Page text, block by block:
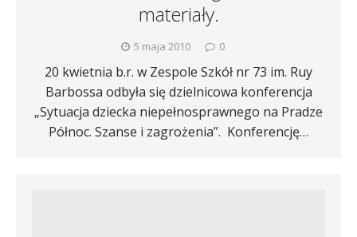
materiały.
5 maja 2010 0
20 kwietnia b.r. w Zespole Szkół nr 73 im. Ruy
Barbossa odbyła się dzielnicowa konferencja
„Sytuacja dziecka niepełnosprawnego na Pradze
Północ. Szanse i zagrożenia”. Konferencję…